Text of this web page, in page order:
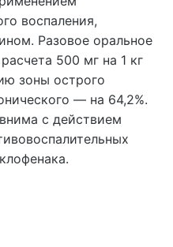
воспаления,
Разовое оральное
500 мг на 1 кг
зоны острого
— на 64,2%.
с действием